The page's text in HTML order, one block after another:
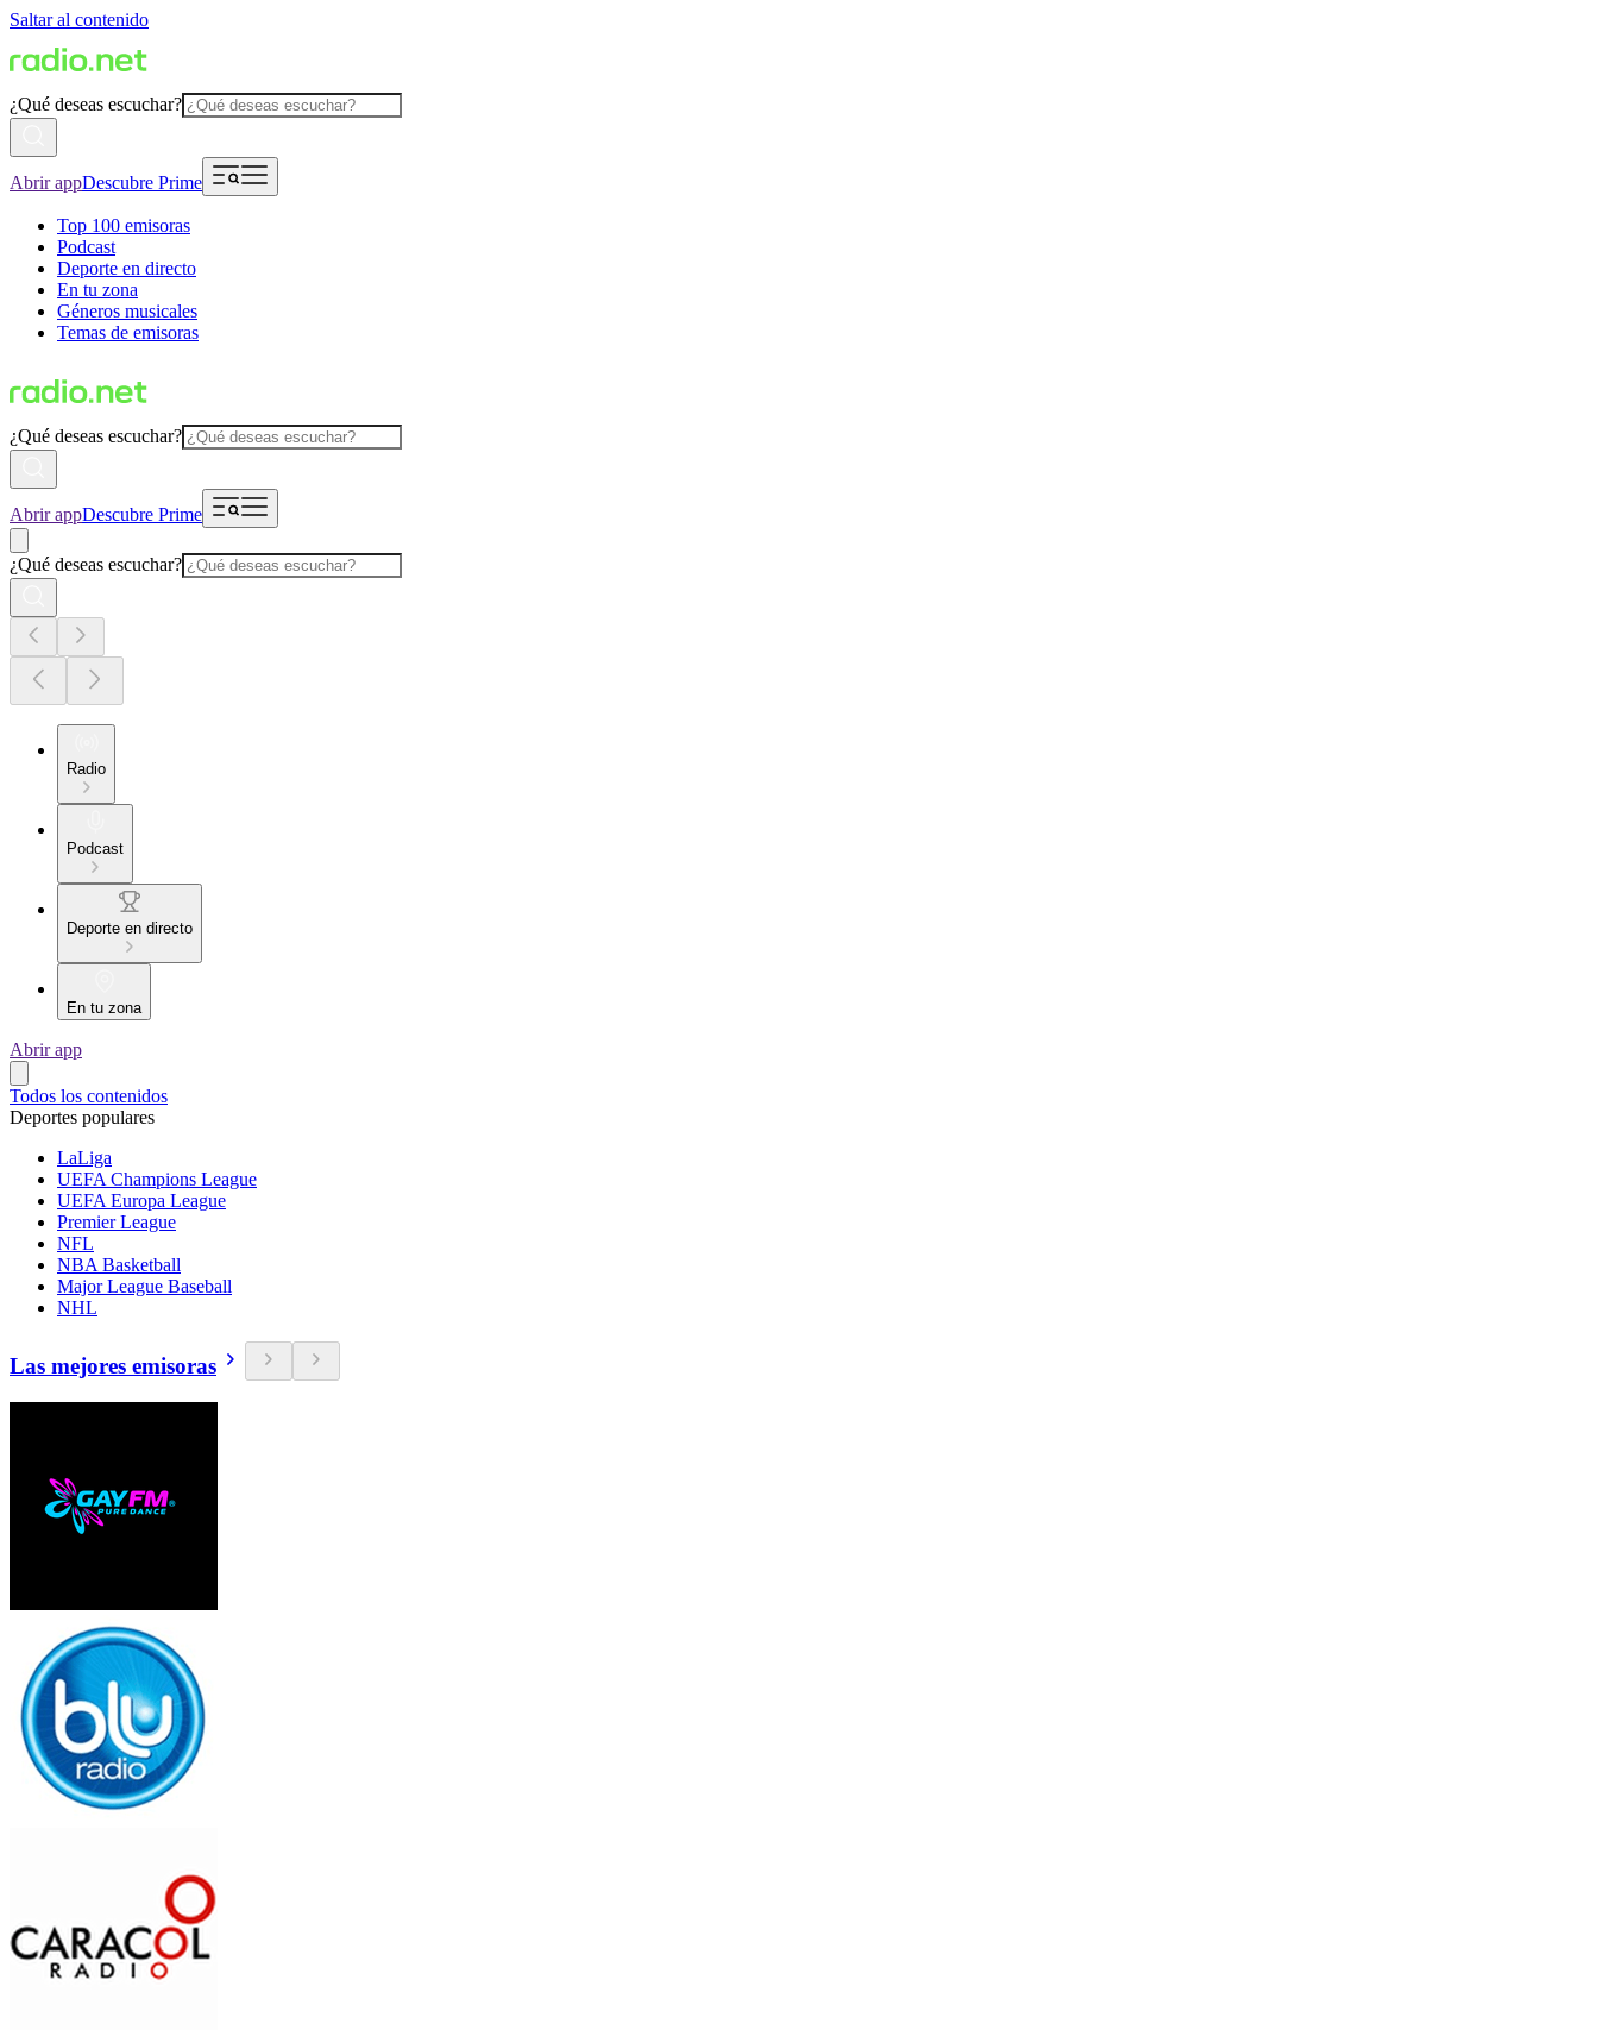
Saltar al contenido
¿Qué deseas escuchar?
Abrir appDescubre Prime
Top 100 emisoras
Podcast
Deporte en directo
En tu zona
Géneros musicales
Temas de emisoras
¿Qué deseas escuchar?
Abrir appDescubre Prime
¿Qué deseas escuchar?
Radio
Podcast
Deporte en directo
En tu zona
Abrir app
Todos los contenidos
Deportes populares
LaLiga
UEFA Champions League
UEFA Europa League
Premier League
NFL
NBA Basketball
Major League Baseball
NHL
Las mejores emisoras